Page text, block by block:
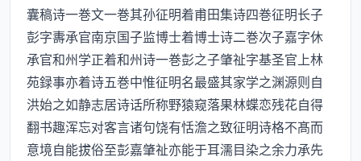
囊稿诗一巻文一巻其孙征明着甫田集诗四巻征明长子
彭字夀承官南京国子监博士着博士诗二巻次子嘉字休
承官和州学正着和州诗一巻彭之子肇祉字基圣官上林
苑録事亦着诗五巻中惟征明名最盛其家学之渊源则自
洪始之如静志居诗话所称野猿窥落果林蝶恋残花自得
翻书趣浑忘对客言诸句饶有恬澹之致征明诗格不髙而
意境自能拔俗至彭嘉肇祉亦能于耳濡目染之余力承先